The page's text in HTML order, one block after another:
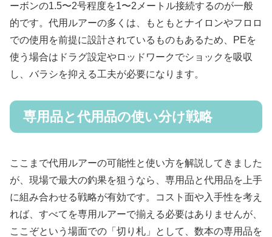
ーボンの1.5〜2号程度を1〜2メートル接続するのが一般
的です。代用ルアーの多くは、もともとナイロンやフロロ
での使用を前提に設計されているものもあるため、PEを
使う場合はドラグ設定やロッドワークでショックを吸収
し、バラシを抑える工夫が必要になります。
専用品と代用品の使い分け戦略
ここまで代用ルアーの可能性と使い方を解説してきました
が、現場で最大の釣果を狙うなら、専用品と代用品を上手
に組み合わせる戦略が有効です。コスト面や入手性を考え
れば、すべてを専用ルアーで揃える必要はありませんが、
ここぞという場面での「切り札」として、数本の専用品を